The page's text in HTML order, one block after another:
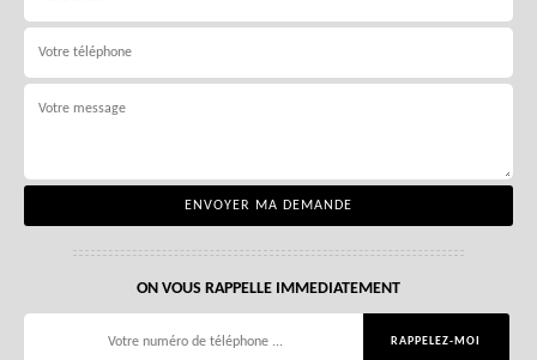
ON VOUS RAPPELLE IMMEDIATEMENT